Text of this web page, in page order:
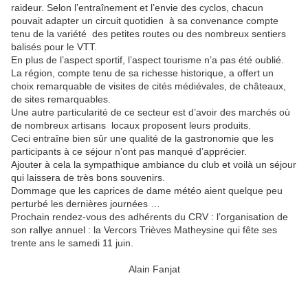
raideur. Selon l’entraînement et l’envie des cyclos, chacun
pouvait adapter un circuit quotidien à sa convenance compte
tenu de la variété des petites routes ou des nombreux sentiers
balisés pour le VTT.
En plus de l’aspect sportif, l’aspect tourisme n’a pas été oublié.
La région, compte tenu de sa richesse historique, a offert un
choix remarquable de visites de cités médiévales, de châteaux,
de sites remarquables.
Une autre particularité de ce secteur est d’avoir des marchés où
de nombreux artisans locaux proposent leurs produits.
Ceci entraîne bien sûr une qualité de la gastronomie que les
participants à ce séjour n’ont pas manqué d’apprécier.
Ajouter à cela la sympathique ambiance du club et voilà un séjour
qui laissera de très bons souvenirs.
Dommage que les caprices de dame météo aient quelque peu
perturbé les dernières journées …
Prochain rendez-vous des adhérents du CRV : l’organisation de
son rallye annuel : la Vercors Trièves Matheysine qui fête ses
trente ans le samedi 11 juin.
Alain Fanjat